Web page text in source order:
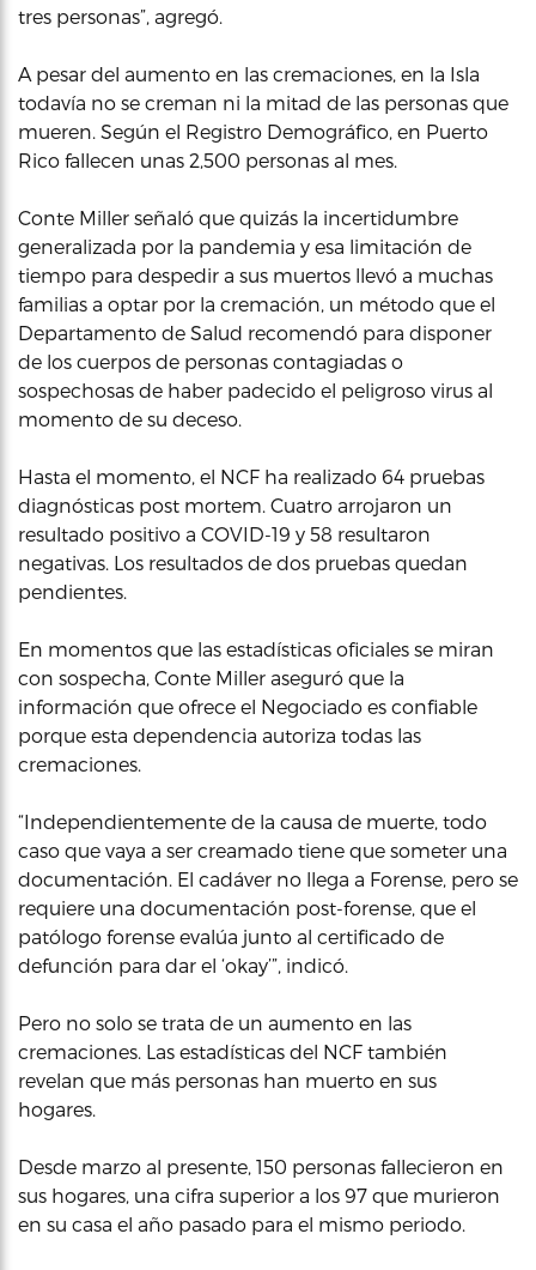
tres personas”, agregó.
A pesar del aumento en las cremaciones, en la Isla
todavía no se creman ni la mitad de las personas que
mueren. Según el Registro Demográfico, en Puerto
Rico fallecen unas 2,500 personas al mes.
Conte Miller señaló que quizás la incertidumbre
generalizada por la pandemia y esa limitación de
tiempo para despedir a sus muertos llevó a muchas
familias a optar por la cremación, un método que el
Departamento de Salud recomendó para disponer
de los cuerpos de personas contagiadas o
sospechosas de haber padecido el peligroso virus al
momento de su deceso.
Hasta el momento, el NCF ha realizado 64 pruebas
diagnósticas post mortem. Cuatro arrojaron un
resultado positivo a COVID-19 y 58 resultaron
negativas. Los resultados de dos pruebas quedan
pendientes.
En momentos que las estadísticas oficiales se miran
con sospecha, Conte Miller aseguró que la
información que ofrece el Negociado es confiable
porque esta dependencia autoriza todas las
cremaciones.
“Independientemente de la causa de muerte, todo
caso que vaya a ser creamado tiene que someter una
documentación. El cadáver no llega a Forense, pero se
requiere una documentación post-forense, que el
patólogo forense evalúa junto al certificado de
defunción para dar el ‘okay’”, indicó.
Pero no solo se trata de un aumento en las
cremaciones. Las estadísticas del NCF también
revelan que más personas han muerto en sus
hogares.
Desde marzo al presente, 150 personas fallecieron en
sus hogares, una cifra superior a los 97 que murieron
en su casa el año pasado para el mismo periodo.